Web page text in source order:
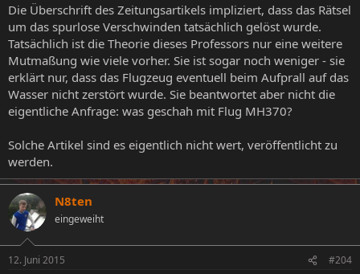
Die Überschrift des Zeitungsartikels impliziert, dass das Rätsel
um das spurlose Verschwinden tatsächlich gelöst wurde.
Tatsächlich ist die Theorie dieses Professors nur eine weitere
Mutmaßung wie viele vorher. Sie ist sogar noch weniger - sie
erklärt nur, dass das Flugzeug eventuell beim Aufprall auf das
Wasser nicht zerstört wurde. Sie beantwortet aber nicht die
eigentliche Anfrage: was geschah mit Flug MH370?
Solche Artikel sind es eigentlich nicht wert, veröffentlicht zu
werden.
N8ten
eingeweiht
12. Juni 2015 #204